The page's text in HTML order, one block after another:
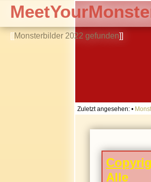
[[Monsterbilder 2022 gefunden]]
Zuletzt angesehen: •
Alle